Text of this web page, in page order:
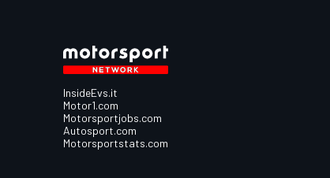
InsideEvs.it
Motor1.com
Motorsportjobs.com
Autosport.com
Motorsportstats.com